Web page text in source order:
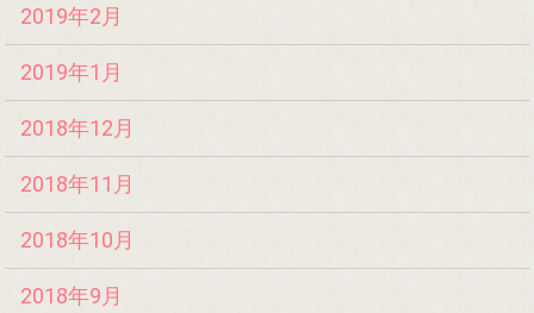
2019年2月
2019年1月
2018年12月
2018年11月
2018年10月
2018年9月